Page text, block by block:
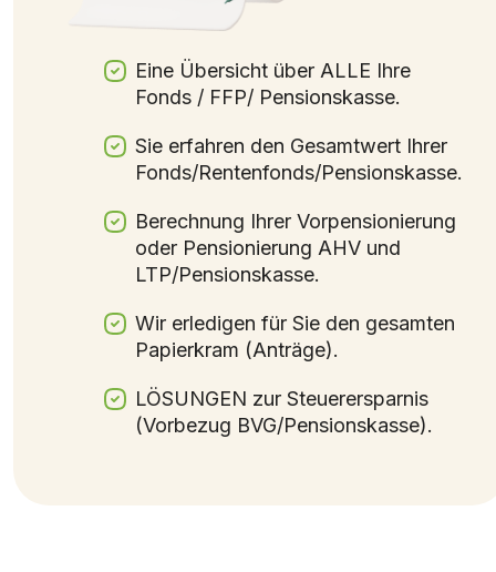
Eine Übersicht über ALLE Ihre
Fonds / FFP/ Pensionskasse.
Sie erfahren den Gesamtwert Ihrer
Fonds/Rentenfonds/Pensionskasse.
Berechnung Ihrer Vorpensionierung
oder Pensionierung AHV und
LTP/Pensionskasse.
Wir erledigen für Sie den gesamten
Papierkram (Anträge).
LÖSUNGEN zur Steuerersparnis
(Vorbezug BVG/Pensionskasse).